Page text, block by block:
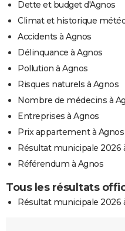
Dette et budget d'Agnos
Climat et historique
Accidents à Agnos
Délinquance à Agnos
Pollution à Agnos
Risques naturels à Agnos
Nombre de médecins à
Entreprises à Agnos
Prix appartement à Agnos
Résultat municipale 2026
Référendum à Agnos
Tous les résultats
Résultat municipale 2026